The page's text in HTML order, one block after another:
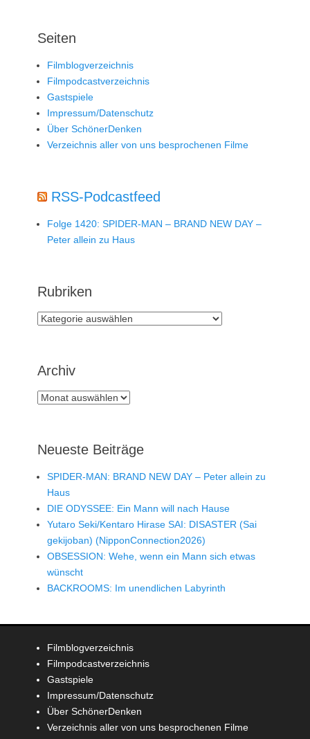
Seiten
Filmblogverzeichnis
Filmpodcastverzeichnis
Gastspiele
Impressum/Datenschutz
Über SchönerDenken
Verzeichnis aller von uns besprochenen Filme
RSS-Podcastfeed
Folge 1420: SPIDER-MAN – BRAND NEW DAY –
Peter allein zu Haus
Rubriken
Rubriken
Archiv
Archiv
Neueste Beiträge
SPIDER-MAN: BRAND NEW DAY – Peter allein zu
Haus
DIE ODYSSEE: Ein Mann will nach Hause
Yutaro Seki/Kentaro Hirase SAI: DISASTER (Sai
gekijoban) (NipponConnection2026)
OBSESSION: Wehe, wenn ein Mann sich etwas
wünscht
BACKROOMS: Im unendlichen Labyrinth
Filmblogverzeichnis
Filmpodcastverzeichnis
Gastspiele
Impressum/Datenschutz
Über SchönerDenken
Verzeichnis aller von uns besprochenen Filme